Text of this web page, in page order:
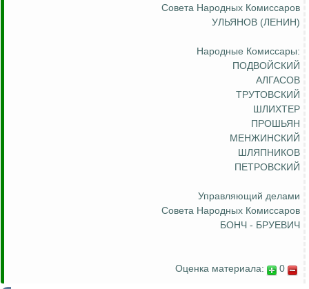
Совета Народных Комиссаров
УЛЬЯНОВ (ЛЕНИН)
Народные Комиссары:
ПОДВОЙСКИЙ
АЛГАСОВ
ТРУТОВСКИЙ
ШЛИХТЕР
ПРОШЬЯН
МЕНЖИНСКИЙ
ШЛЯПНИКОВ
ПЕТРОВСКИЙ
Управляющий делами
Совета Народных Комиссаров
БОНЧ - БРУЕВИЧ
Оценка материала: 0